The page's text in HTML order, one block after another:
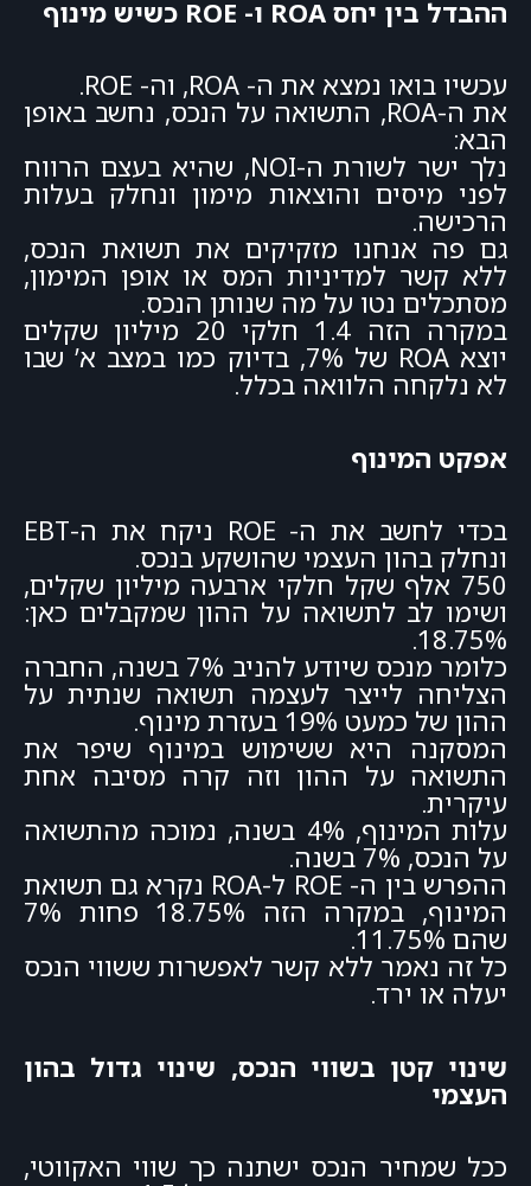
ההבדל בין יחס ROA ו- ROE כשיש מינוף
עכשיו בואו נמצא את ה- ROA, וה- ROE.
את ה-ROA, התשואה על הנכס, נחשב באופן
הבא:
נלך ישר לשורת ה-NOI, שהיא בעצם הרווח
לפני מיסים והוצאות מימון ונחלק בעלות
הרכישה.
גם פה אנחנו מזקיקים את תשואת הנכס,
ללא קשר למדיניות המס או אופן המימון,
מסתכלים נטו על מה שנותן הנכס.
במקרה הזה 1.4 חלקי 20 מיליון שקלים
יוצא ROA של 7%, בדיוק כמו במצב א’ שבו
לא נלקחה הלוואה בכלל.
אפקט המינוף
בכדי לחשב את ה- ROE ניקח את ה-EBT
ונחלק בהון העצמי שהושקע בנכס.
750 אלף שקל חלקי ארבעה מיליון שקלים,
ושימו לב לתשואה על ההון שמקבלים כאן:
18.75%.
כלומר מנכס שיודע להניב 7% בשנה, החברה
הצליחה לייצר לעצמה תשואה שנתית על
ההון של כמעט 19% בעזרת מינוף.
המסקנה היא ששימוש במינוף שיפר את
התשואה על ההון וזה קרה מסיבה אחת
עיקרית.
עלות המינוף, 4% בשנה, נמוכה מהתשואה
על הנכס, 7% בשנה.
ההפרש בין ה- ROE ל-ROA נקרא גם תשואת
המינוף, במקרה הזה 18.75% פחות 7%
שהם 11.75%.
כל זה נאמר ללא קשר לאפשרות ששווי הנכס
יעלה או ירד.
שינוי קטן בשווי הנכס, שינוי גדול בהון
העצמי
ככל שמחיר הנכס ישתנה כך שווי האקווטי,